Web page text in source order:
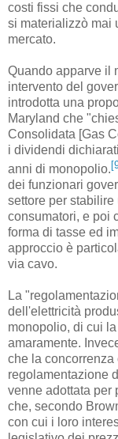
costi fissi che
si materializzò mai
mercato.
Quando apparve il
intervento del
introdotta una
Maryland che
Consolidata [Gas
i dividendi
anni di monopolio.
dei funzionari
settore per
consumatori, e poi
forma di tasse ed
approccio è
via cavo.
La
dell'elettricità
monopolio, di cui
amaramente.
che la concorrenza
regolamentazione
venne adottata per
che, secondo
con cui i loro